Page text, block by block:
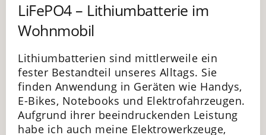
LiFePO4 – Lithiumbatterie im
Wohnmobil
Lithiumbatterien sind mittlerweile ein
fester Bestandteil unseres Alltags. Sie
finden Anwendung in Geräten wie Handys,
E-Bikes, Notebooks und Elektrofahrzeugen.
Aufgrund ihrer beeindruckenden Leistung
habe ich auch meine Elektrowerkzeuge,